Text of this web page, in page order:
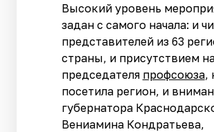
Высокий уровень
задан с самого начала: и
представителей из 63
страны, и присутствием
председателя профсоюза,
посетила регион, и
губернатора
Вениамина Кондратьева,